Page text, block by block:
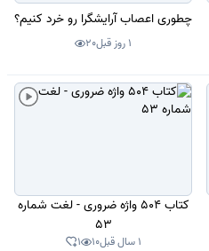
چطوری اعصاب آرایشگرا رو خرد کنیم؟
1 روز قبل 20
کتاب 504 واژه ضروری - لغت شماره
53
1 سال قبل 10
1